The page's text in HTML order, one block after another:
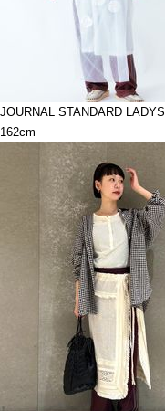
JOURNAL STANDARD LADYS
162cm